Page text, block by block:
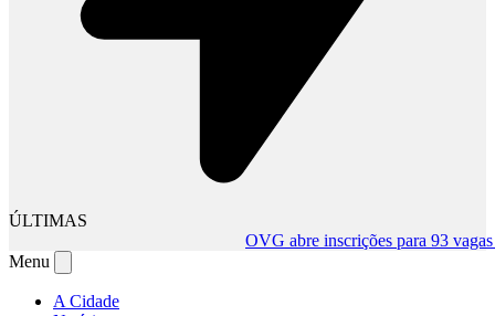
ÚLTIMAS
OVG abre inscrições para 93 vagas
Menu
A Cidade